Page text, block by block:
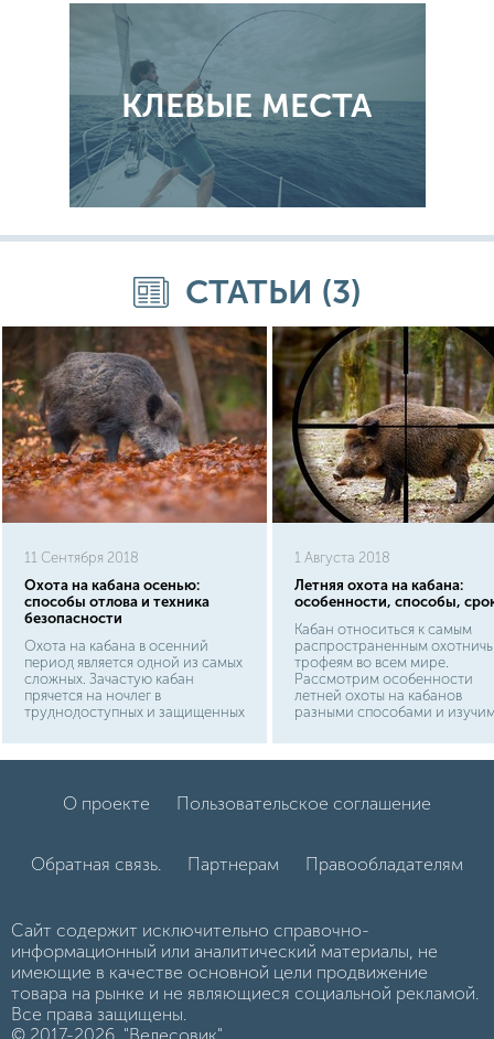
КЛЕВЫЕ МЕСТА
СТАТЬИ (3)
11 Сентября 2018
Охота на кабана осенью:
способы отлова и техника
безопасности
Охота на кабана в осенний
период является одной из самых
сложных. Зачастую кабан
прячется на ночлег в
труднодоступных и защищенных
местах. В осенний период
такими местами могут быть
чаща леса. Кабан в поисках
пищи, нередко двигается по
1 Августа 2018
Летняя охота на кабана:
особенности, способы,
Кабан относиться к самым
распространенным
трофеям во всем мире.
Рассмотрим особенности
летней охоты на кабанов
разными способами и
О проекте Пользовательское соглашение
Обратная связь. Партнерам Правообладателям
Сайт содержит исключительно справочно-
информационный или аналитический материалы, не
имеющие в качестве основной цели продвижение
товара на рынке и не являющиеся социальной рекламой.
Все права защищены.